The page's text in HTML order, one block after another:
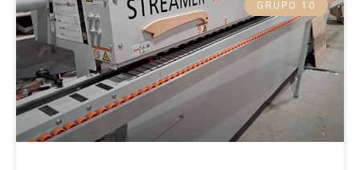
GRUPO 10